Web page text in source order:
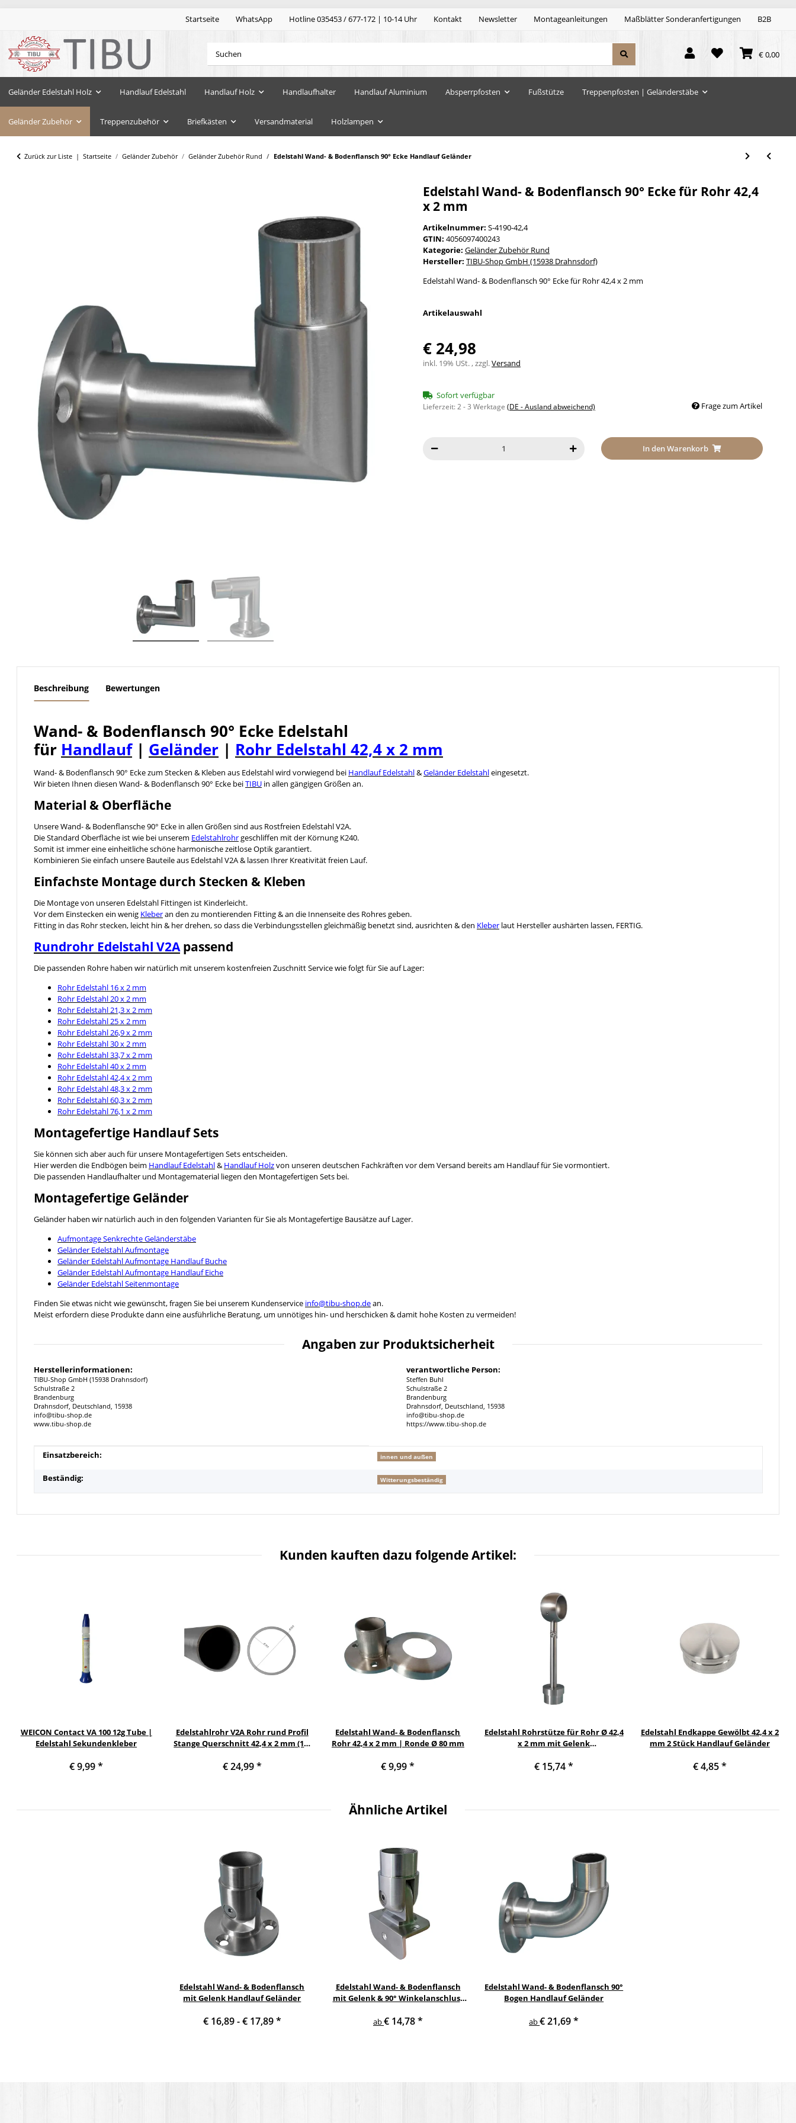
Startseite WhatsApp Hotline 035453 / 677-172 | 10-14 Uhr Kontakt Newsletter Montageanleitungen Maßblätter Sonderanfertigungen B2B
€ 0,00
Geländer Edelstahl Holz Handlauf Edelstahl Handlauf Holz Handlaufhalter Handlauf Aluminium Absperrpfosten Fußstütze Treppenpfosten | Geländerstäbe
Geländer Zubehör Treppenzubehör Briefkästen Versandmaterial Holzlampen
Zurück zur Liste Startseite Geländer Zubehör Geländer Zubehör Rund Edelstahl Wand- & Bodenflansch 90° Ecke Handlauf Geländer
Edelstahl Wand- & Bodenflansch 90° Ecke für Rohr 42,4
x 2 mm
Artikelnummer: S-4190-42,4
GTIN: 4056097400243
Kategorie: Geländer Zubehör Rund
Hersteller: TIBU-Shop GmbH (15938 Drahnsdorf)
Edelstahl Wand- & Bodenflansch 90° Ecke für Rohr 42,4 x 2 mm
Artikelauswahl
€ 24,98
inkl. 19% USt. , zzgl.Versand
Sofort verfügbar
Lieferzeit:2 - 3 Werktage (DE - Ausland abweichend) Frage zum Artikel
In den Warenkorb
Beschreibung Bewertungen
Wand- & Bodenflansch 90° Ecke Edelstahl
für Handlauf| Geländer | Rohr Edelstahl 42,4 x 2 mm
Wand- & Bodenflansch 90° Ecke zum Stecken & Kleben aus Edelstahl wird vorwiegend bei Handlauf Edelstahl&Geländer Edelstahleingesetzt.
Wir bieten Ihnen diesen Wand- & Bodenflansch 90° Ecke beiTIBU in allen gängigen Größen an.
Material & Oberfläche
Unsere Wand- & Bodenflansche 90° Ecke in allen Größen sind aus Rostfreien Edelstahl V2A.
Die Standard Oberfläche ist wie bei unserem Edelstahlrohrgeschliffen mit der Körnung K240.
Somit ist immer eine einheitliche schöne harmonische zeitlose Optik garantiert.
Kombinieren Sie einfach unsere Bauteile aus Edelstahl V2A & lassen Ihrer Kreativität freien Lauf.
Einfachste Montage durch Stecken & Kleben
Die Montage von unseren Edelstahl Fittingen ist Kinderleicht.
Vor dem Einstecken ein wenig Kleberan den zu montierenden Fitting & an die Innenseite des Rohres geben.
Fitting in das Rohr stecken, leicht hin & her drehen, so dass die Verbindungsstellen gleichmäßig benetzt sind, ausrichten & den Kleber laut Hersteller aushärten lassen, FERTIG.
Rundrohr Edelstahl V2Apassend
Die passenden Rohre haben wir natürlich mit unserem kostenfreien Zuschnitt Service wie folgt für Sie auf Lager:
Rohr Edelstahl 16 x 2 mm
Rohr Edelstahl 20 x 2 mm
Rohr Edelstahl 21,3 x 2 mm
Rohr Edelstahl 25 x 2 mm
Rohr Edelstahl 26,9 x 2 mm
Rohr Edelstahl 30 x 2 mm
Rohr Edelstahl 33,7 x 2 mm
Rohr Edelstahl 40 x 2 mm
Rohr Edelstahl 42,4 x 2 mm
Rohr Edelstahl 48,3 x 2 mm
Rohr Edelstahl 60,3 x 2 mm
Rohr Edelstahl 76,1 x 2 mm
Montagefertige Handlauf Sets
Sie können sich aber auch für unsere Montagefertigen Sets entscheiden.
Hier werden die Endbögen beim Handlauf Edelstahl& Handlauf Holzvon unseren deutschen Fachkräften vor dem Versand bereits am Handlauf für Sie vormontiert.
Die passenden Handlaufhalter und Montagematerial liegen den Montagefertigen Sets bei.
Montagefertige Geländer
Geländer haben wir natürlich auch in den folgenden Varianten für Sie als Montagefertige Bausätze auf Lager.
Aufmontage Senkrechte Geländerstäbe
Geländer Edelstahl Aufmontage
Geländer Edelstahl Aufmontage Handlauf Buche
Geländer Edelstahl Aufmontage Handlauf Eiche
Geländer Edelstahl Seitenmontage
Finden Sie etwas nicht wie gewünscht, fragen Sie bei unserem Kundenservice info@tibu-shop.dean.
Meist erfordern diese Produkte dann eine ausführliche Beratung, um unnötiges hin- und herschicken & damit hohe Kosten zu vermeiden!
Angaben zur Produktsicherheit
Herstellerinformationen:
TIBU-Shop GmbH (15938 Drahnsdorf)
Schulstraße 2
Brandenburg
Drahnsdorf, Deutschland, 15938
info@tibu-shop.de
www.tibu-shop.de
verantwortliche Person:
Steffen Buhl
Schulstraße 2
Brandenburg
Drahnsdorf, Deutschland, 15938
info@tibu-shop.de
https://www.tibu-shop.de
Produkteigenschaft
Wert
Einsatzbereich: innen und außen
Beständig: Witterungsbeständig
Kunden kauften dazu folgende Artikel:
WEICON Contact VA 100 12g Tube |
Edelstahl Sekundenkleber
€ 9,99*
Edelstahlrohr V2A Rohr rund Profil
Stange Querschnitt 42,4 x 2 mm (1¼
€ 24,99*
Edelstahl Wand- & Bodenflansch
Rohr 42,4 x 2 mm | Ronde Ø 80 mm
€ 9,99*
Edelstahl Rohrstütze für Rohr Ø 42,4
x 2 mm mit Gelenk
42,4
€ 15,74*
Edelstahl Endkappe Gewölbt 42,4 x 2
mm 2 Stück Handlauf Geländer
€ 4,85*
Ähnliche Artikel
Edelstahl Wand- & Bodenflansch
mit Gelenk Handlauf Geländer
€ 16,89 -€ 17,89*
Edelstahl Wand- & Bodenflansch
mit Gelenk & 90° Winkelanschluss
ab€ 14,78*
Edelstahl Wand- & Bodenflansch 90°
Bogen Handlauf Geländer
ab€ 21,69*